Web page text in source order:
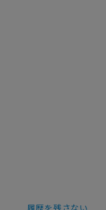
履歴を残さない